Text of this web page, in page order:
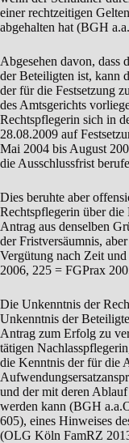
einer rechtzeitigen
abgehalten hat (BGH
Abgesehen davon, dass
der Beteiligten ist, kann
der für die Festsetzung
des Amtsgerichts
Rechtspflegerin sich in
28.08.2009 auf
Mai 2004 bis August
die Ausschlussfrist
Dies beruhte aber
Rechtspflegerin über die
Antrag aus denselben
der Fristversäumnis,
Vergütung nach Zeit
2006, 225 = FGPrax
Die Unkenntnis der
Unkenntnis der
Antrag zum Erfolg zu
tätigen
die Kenntnis der für die
und der mit deren
werden kann (BGH
605), eines Hinweises
(OLG Köln FamRZ